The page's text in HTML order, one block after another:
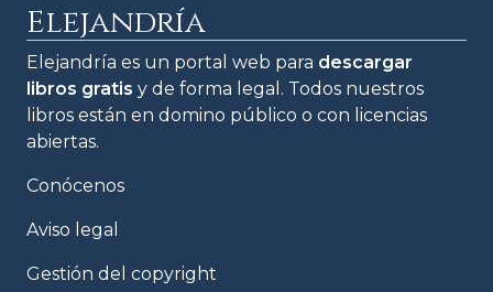
Elejandría
Elejandría es un portal web para descargar
libros gratis y de forma legal. Todos nuestros
libros están en domino público o con licencias
abiertas.
Conócenos
Aviso legal
Gestión del copyright